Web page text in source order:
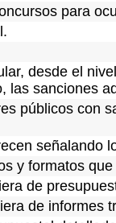
para
desde el
las sanciones
públicos con
señalando
y formatos
de
de informes